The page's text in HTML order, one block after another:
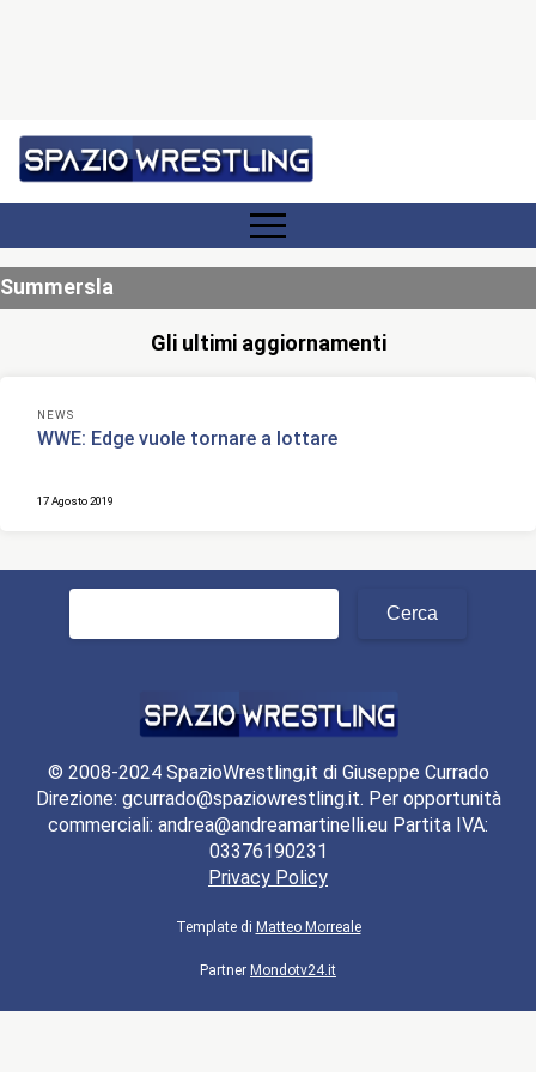
Summersla
Gli ultimi aggiornamenti
NEWS
WWE: Edge vuole tornare a lottare
17 Agosto 2019
Ricerca
© 2008-2024 SpazioWrestling,it di Giuseppe Currado
Direzione: gcurrado@spaziowrestling.it. Per opportunità
commerciali: andrea@andreamartinelli.eu Partita IVA:
03376190231
Privacy Policy
Template di Matteo Morreale
Partner Mondotv24.it